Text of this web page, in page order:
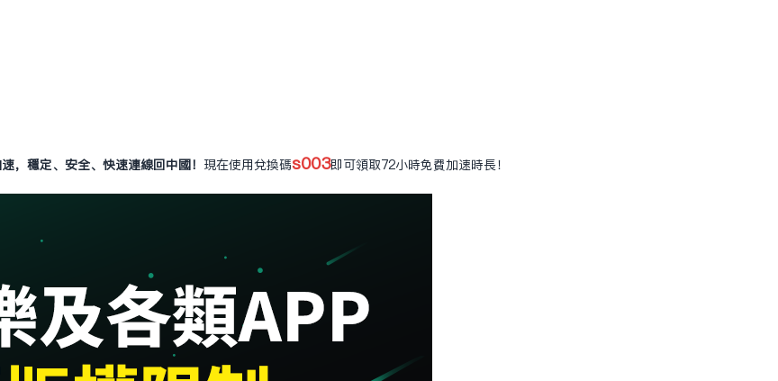
，穩定、安全、快速連線回中國！ 現在使用兌換碼s003即可領取72小時免費加速時長！